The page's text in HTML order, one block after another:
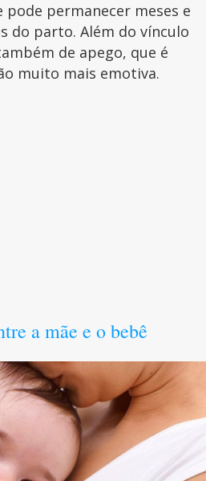
permanecer meses e
do parto. Além do vínculo
de apego, que é
muito mais emotiva.
a mãe e o bebê